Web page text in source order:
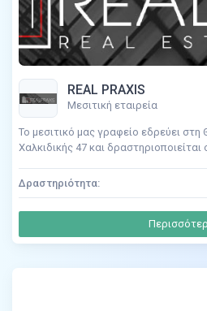
REAL PRAXIS
Μεσιτική εταιρεία
Το μεσιτικό μας γραφείο εδρεύει
Χαλκιδικής 47 και δραστηριοποιείται
Δραστηριότητα: